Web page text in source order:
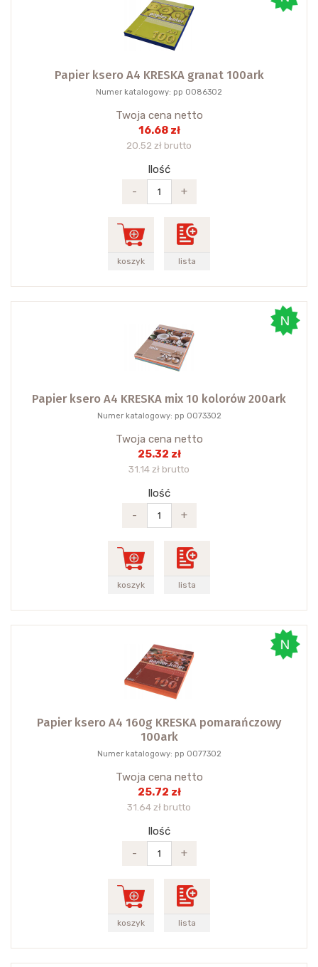
Papier ksero A4 KRESKA granat 100ark
Numer katalogowy: pp 0086302
Twoja cena netto
16.68 zł
20.52 zł brutto
Ilość
-
+
koszyk lista
Papier ksero A4 KRESKA mix 10 kolorów 200ark
Numer katalogowy: pp 0073302
Twoja cena netto
25.32 zł
31.14 zł brutto
Ilość
-
+
koszyk lista
Papier ksero A4 160g KRESKA pomarańczowy
100ark
Numer katalogowy: pp 0077302
Twoja cena netto
25.72 zł
31.64 zł brutto
Ilość
-
+
koszyk lista